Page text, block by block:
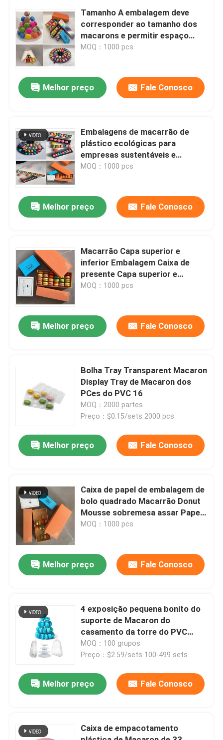
Para casa
Vídeos
Sobre nós
Visita à fábrica
Controle de qualidade
Contacte-nos
Notícias
EPS espuma de EPP
Tamanho A embalagem deve
corresponder ao tamanho dos
macarons e permitir espaço
suficiente para que possam ser
MOQ：1000 pcs
Melhor preço Fale Conosco
Embalagens de macarrão de
plástico ecológicas para
empresas sustentáveis e
responsáveis
MOQ：1000 pcs
Melhor preço Fale Conosco
Macarrão Capa superior e
inferior Embalagem Caixa de
presente Capa superior e
inferior Embalagem Chocolate
Embalagem Taça de macarrão
de plástico
MOQ：1000 pcs
Melhor preço Fale Conosco
Bolha Tray Transparent Macaron
Display Tray de Macaron dos
PCes do PVC 16
MOQ：2000 partes
Preço：$0.15/sets 2000 pcs
Melhor preço Fale Conosco
Caixa de papel de embalagem de
bolo quadrado Macarrão Donut
Mousse sobremesa assar Papel
de cartão branco Caixa de
MOQ：1000 pcs
Melhor preço Fale Conosco
4 exposição pequena bonito do
suporte de Macaron do
casamento da torre do PVC
0.8mm Macaron da série
MOQ：100 grupos
Preço：$2.59/sets 100-499 sets
Melhor preço Fale Conosco
Caixa de empacotamento